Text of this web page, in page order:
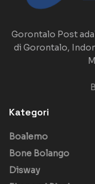
Gorontalo Post
di Gorontalo,
Kategori
Boalemo
Bone Bolango
Disway